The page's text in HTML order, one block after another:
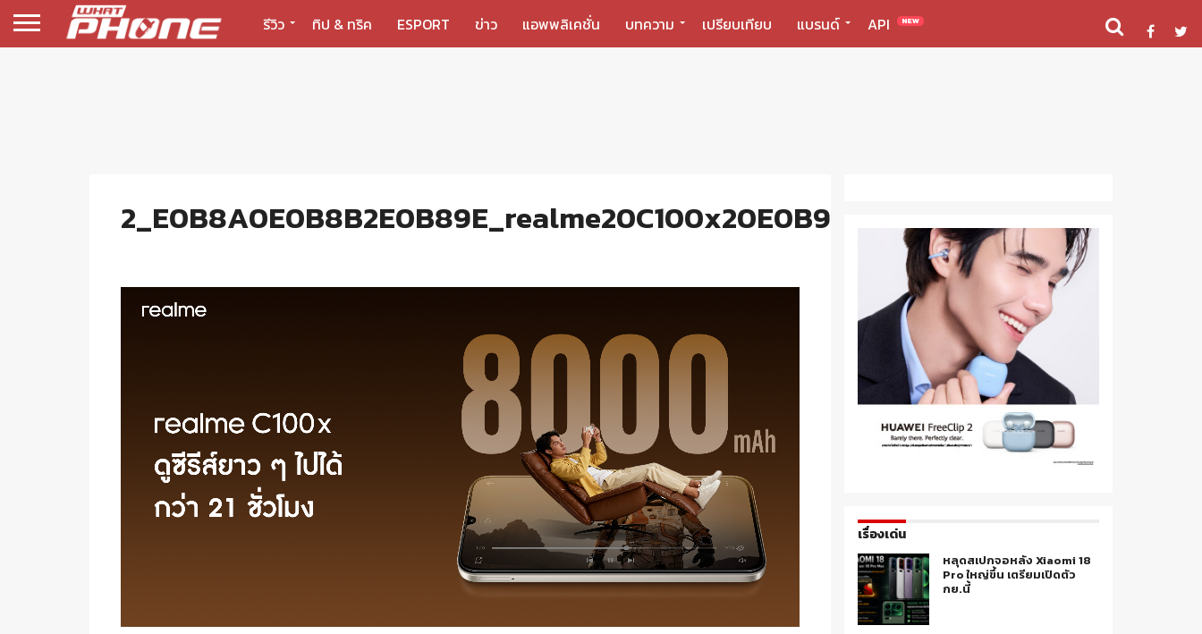
รีวิว ทิป & ทริค ESPORT ข่าว แอพพลิเคชั่น บทความ เปรียบเทียบ แบรนด์ API NEW
เรื่องเด่น
หลุดสเปกจอหลัง Xiaomi 18
Pro ใหญ่ขึ้น เตรียมเปิดตัว
กย.นี้